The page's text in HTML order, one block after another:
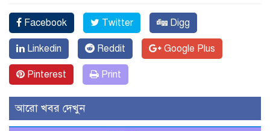
Facebook Twitter Digg
Linkedin Reddit Google Plus
Pinterest Print
আরো খবর দেখুন